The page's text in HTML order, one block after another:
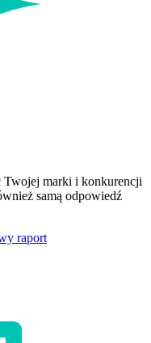
Twojej marki i konkurencji
samą odpowiedź
raport